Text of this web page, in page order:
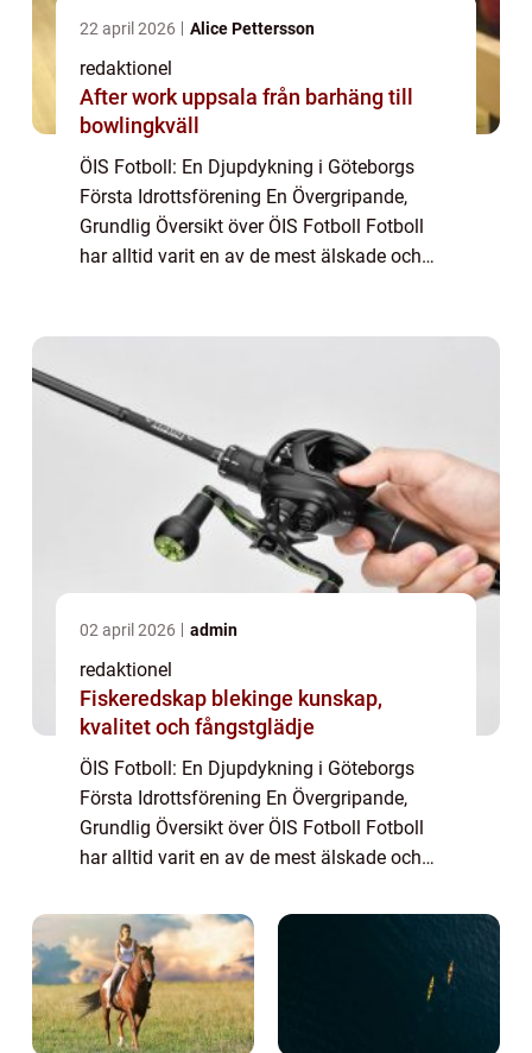
22 april 2026 Alice Pettersson
redaktionel
After work uppsala från barhäng till
bowlingkväll
ÖIS Fotboll: En Djupdykning i Göteborgs
Första Idrottsförening En Övergripande,
Grundlig Översikt över ÖIS Fotboll Fotboll
har alltid varit en av de mest älskade och
02 april 2026 admin
redaktionel
Fiskeredskap blekinge kunskap,
kvalitet och fångstglädje
ÖIS Fotboll: En Djupdykning i Göteborgs
Första Idrottsförening En Övergripande,
Grundlig Översikt över ÖIS Fotboll Fotboll
har alltid varit en av de mest älskade och
klubbar som har spelat en framträdande ro...